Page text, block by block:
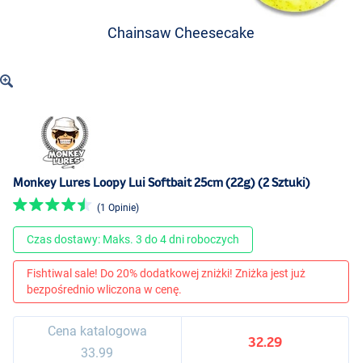
Chainsaw Cheesecake
Monkey Lures Loopy Lui Softbait 25cm (22g) (2 Sztuki)
(1 Opinie)
Czas dostawy: Maks. 3 do 4 dni roboczych
Fishtiwal sale! Do 20% dodatkowej zniżki! Zniżka jest już
bezpośrednio wliczona w cenę.
Cena katalogowa
33.99
32.29